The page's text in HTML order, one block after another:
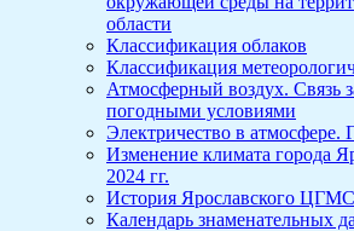
области
Классификация облаков
Классификация
Атмосферный воздух. Связь
погодными условиями
Электричество в атмосфере.
Изменение климата города
2024 гг.
История Ярославского
Календарь знаменательных